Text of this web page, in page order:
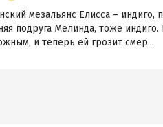
мезальянс Елисса – индиго,
подруга Мелинда, тоже
и теперь ей грозит смер...